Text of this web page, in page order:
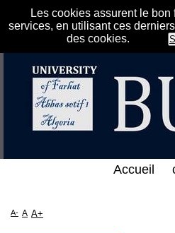
Les cookies assurent le
services, en utilisant ces
des cookies.
المباشر لمكتبة كلية
Accueil
A- A A+